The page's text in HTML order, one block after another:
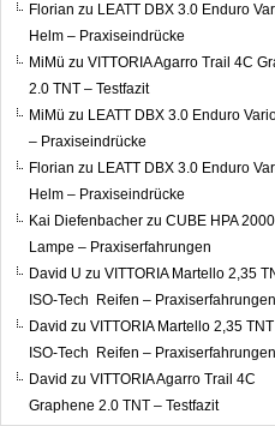
Florian zu LEATT DBX 3.0 Enduro
Helm – Praxiseindrücke
MiMü zu VITTORIA Agarro Trail 4C
2.0 TNT – Testfazit
MiMü zu LEATT DBX 3.0 Enduro
– Praxiseindrücke
Florian zu LEATT DBX 3.0 Enduro
Helm – Praxiseindrücke
Kai Diefenbacher zu CUBE HPA
Lampe – Praxiserfahrungen
David U zu VITTORIA Martello 2,35
ISO-Tech Reifen – Praxiserfahrungen
David zu VITTORIA Martello 2,35
ISO-Tech Reifen – Praxiserfahrungen
David zu VITTORIA Agarro Trail 4C
Graphene 2.0 TNT – Testfazit